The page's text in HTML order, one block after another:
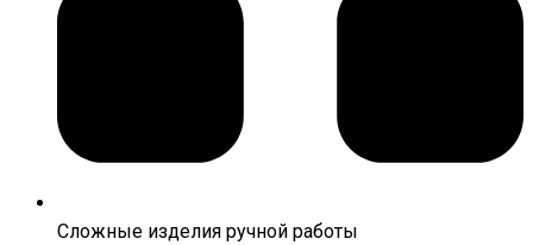
Сложные изделия ручной работы